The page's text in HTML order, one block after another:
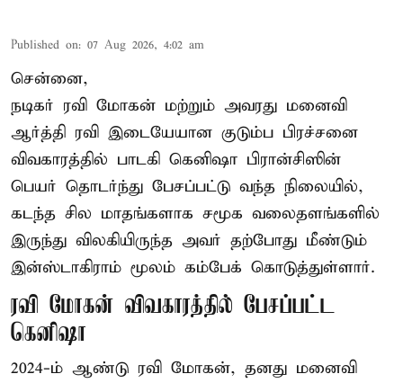
Published on: 07 Aug 2026, 4:02 am
சென்னை,
நடிகர் ரவி மோகன் மற்றும் அவரது மனைவி
ஆர்த்தி ரவி இடையேயான குடும்ப பிரச்சனை
விவகாரத்தில் பாடகி கெனிஷா பிரான்சிஸின்
பெயர் தொடர்ந்து பேசப்பட்டு வந்த நிலையில்,
கடந்த சில மாதங்களாக சமூக வலைதளங்களில்
இருந்து விலகியிருந்த அவர் தற்போது மீண்டும்
இன்ஸ்டாகிராம் மூலம் கம்பேக் கொடுத்துள்ளார்.
ரவி மோகன் விவகாரத்தில் பேசப்பட்ட
கெனிஷா
2024-ம் ஆண்டு ரவி மோகன், தனது மனைவி